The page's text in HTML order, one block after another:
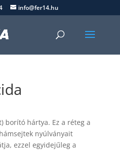
info@fer14.hu
borító hártya. Ez a réteg a
nyúlványait
ezzel egyidejűleg a